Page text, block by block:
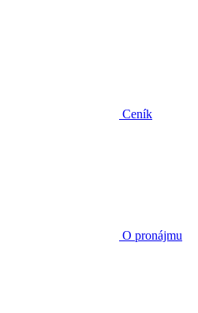
Ceník
O pronájmu